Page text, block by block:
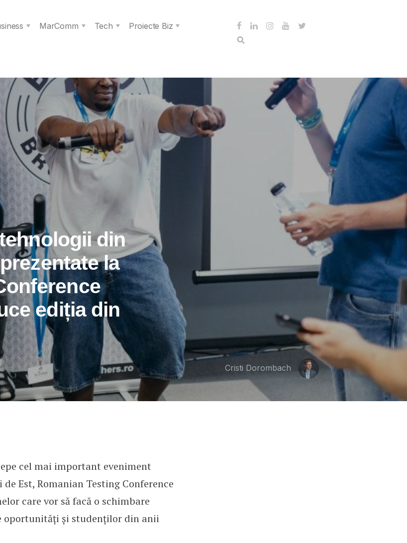
MarComm Tech
Proiecte Biz
din
la
ediția din
Cristi Dorombach
testing și software, prezentate la Romanian Testing
cel mai important eveniment
Est, Romanian Testing Conference
care vor să facă o schimbare
oportunități și studenților din anii